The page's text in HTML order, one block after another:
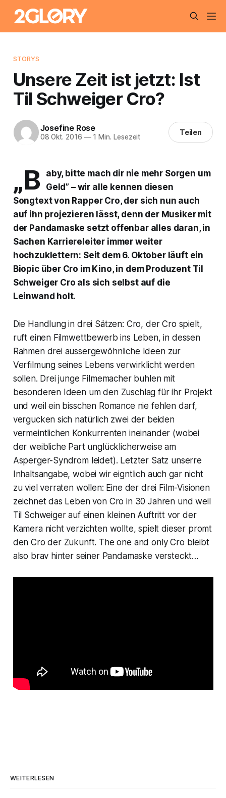
STORYS
Unsere Zeit ist jetzt: Ist
Til Schweiger Cro?
Josefine Rose
08 Okt. 2016 —1 Min. Lesezeit Teilen
„B
aby, bitte mach dir nie mehr Sorgen um
Geld” – wir alle kennen diesen
Songtext von Rapper Cro, der sich nun auch
auf ihn projezieren lässt, denn der Musiker mit
der Pandamaske setzt offenbar alles daran, in
Sachen Karriereleiter immer weiter
hochzuklettern: Seit dem 6. Oktober läuft ein
Biopic über Cro im Kino, in dem Produzent Til
Schweiger Cro als sich selbst auf die
Leinwand holt.
Die Handlung in drei Sätzen: Cro, der Cro spielt,
ruft einen Filmwettbewerb ins Leben, in dessen
Rahmen drei aussergewöhnliche Ideen zur
Verfilmung seines Lebens verwirklicht werden
sollen. Drei junge Filmemacher buhlen mit
besonderen Ideen um den Zuschlag für ihr Projekt
und weil ein bisschen Romance nie fehlen darf,
vergucken sich natürlich zwei der beiden
vermeintlichen Konkurrenten ineinander (wobei
der weibliche Part unglücklicherweise am
Asperger-Syndrom leidet). Letzter Satz unserre
Inhaltsangabe, wobei wir eigntlich auch gar nicht
zu viel verraten wollen: Eine der drei Film-Visionen
zeichnet das Leben von Cro in 30 Jahren und weil
Til Schweiger auf einen kleinen Auftritt vor der
Kamera nicht verzichten wollte, spielt dieser promt
den Cro der Zukunft. The one and only Cro bleibt
also brav hinter seiner Pandamaske versteckt…
WEITERLESEN